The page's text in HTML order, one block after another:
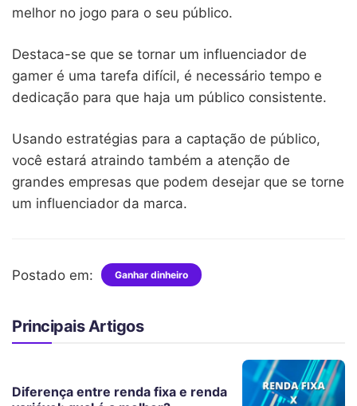
melhor no jogo para o seu público.
Destaca-se que se tornar um influenciador de
gamer é uma tarefa difícil, é necessário tempo e
dedicação para que haja um público consistente.
Usando estratégias para a captação de público,
você estará atraindo também a atenção de
grandes empresas que podem desejar que se torne
um influenciador da marca.
Postado em: Ganhar dinheiro
Principais Artigos
Diferença entre renda fixa e renda